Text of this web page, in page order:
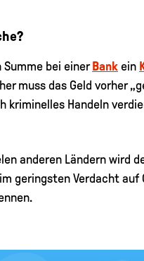
Summe bei einerBank ein
muss das Geld vorher
kriminelles Handeln
anderen Ländern wird
geringsten Verdacht auf